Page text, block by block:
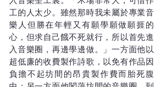
工的人太少。雖然那時我未屬於專業音
樂人但勝在年輕又有願學願做願捱的
心，但求自己餓不死就行，所以首先進
入音樂圈，再邊學邊做。」一方面他以
超低廉的收費製作詩歌，以免有作品因
負擔不起坊間的昂貴製作費而胎死腹